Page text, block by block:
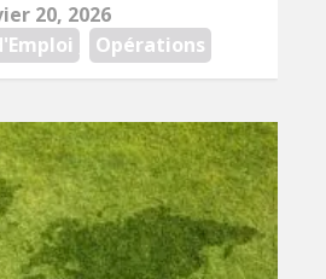
20, 2026
Opérations